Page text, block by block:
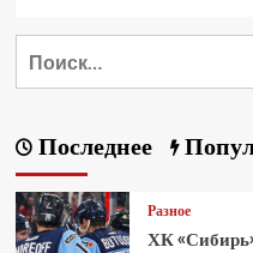
Последнее
Разное
ХК